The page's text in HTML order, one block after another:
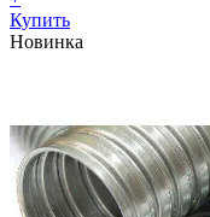
Купить
Новинка